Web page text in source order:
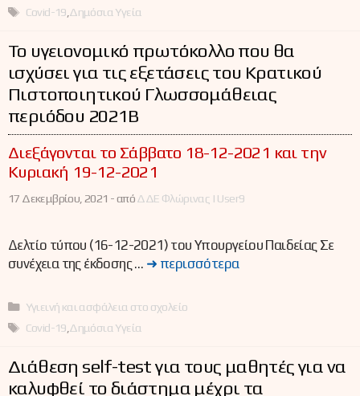
Ετικέτες
Covid-19 Δημόσια Υγεία
Το υγειονομικό πρωτόκολλο που θα
ισχύσει για τις εξετάσεις του Κρατικού
Πιστοποιητικού Γλωσσομάθειας
περιόδου 2021Β
Διεξάγονται το Σάββατο 18-12-2021 και την
Κυριακή 19-12-2021
17 Δεκεμβρίου, 2021 -απόΔΔΕ Φλώρινας | User9
Δελτίο τύπου (16-12-2021) του Υπουργείου Παιδείας Σε
συνέχεια της έκδοσης … ➜ περισσότερα
Κατηγορίες
Υγιεινή και ασφάλεια στο σχολείο
Ετικέτες
Covid-19 Δημόσια Υγεία
Διάθεση self-test για τους μαθητές για να
καλυφθεί το διάστημα μέχρι τα